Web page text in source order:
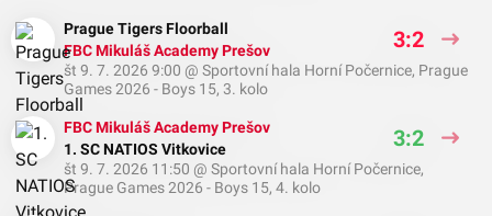
Prague Tigers Floorball
FBC Mikuláš Academy Prešov
3:2
št 9. 7. 2026 9:00 @ Sportovní hala Horní Počernice, Prague
Games 2026 - Boys 15, 3. kolo
FBC Mikuláš Academy Prešov
1. SC NATIOS Vitkovice
3:2
št 9. 7. 2026 11:50 @ Sportovní hala Horní Počernice,
Prague Games 2026 - Boys 15, 4. kolo